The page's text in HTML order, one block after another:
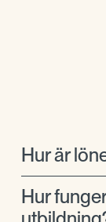
Hur är
Hur